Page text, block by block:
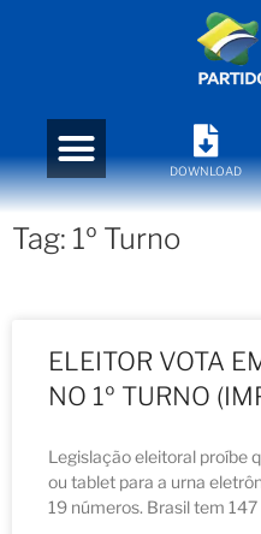
DOWNLOAD
Tag: 1º Turno
ELEITOR VOTA
NO 1º TURNO
Legislação eleitoral proíbe
ou tablet para a urna
19 números. Brasil tem